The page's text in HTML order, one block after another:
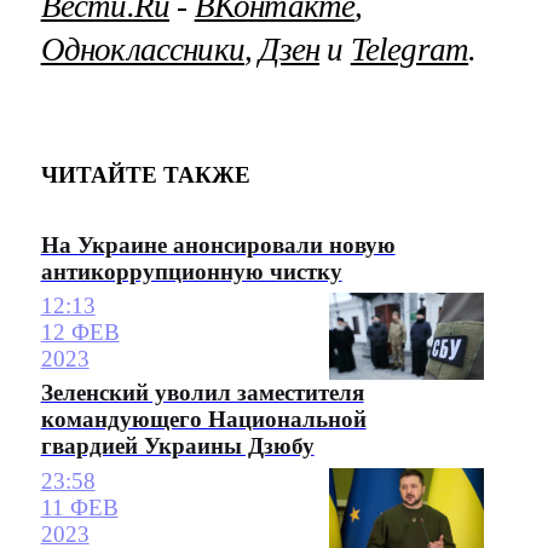
Одноклассники, Дзени Telegram.
ЧИТАЙТЕ ТАКЖЕ
На Украине анонсировали новую
антикоррупционную чистку
12:13
12 ФЕВ
2023
Зеленский уволил заместителя
командующего Национальной
гвардией Украины Дзюбу
23:58
11 ФЕВ
2023